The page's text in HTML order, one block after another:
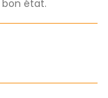
bon état.